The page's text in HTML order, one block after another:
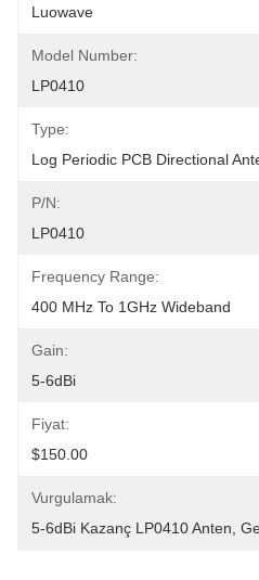
Luowave
Model Number:
LP0410
Type:
Log Periodic PCB Directional
P/N:
LP0410
Frequency Range:
400 MHz To 1GHz Wideband
Gain:
5-6dBi
Fiyat:
$150.00
Vurgulamak:
5-6dBi Kazanç LP0410 Anten